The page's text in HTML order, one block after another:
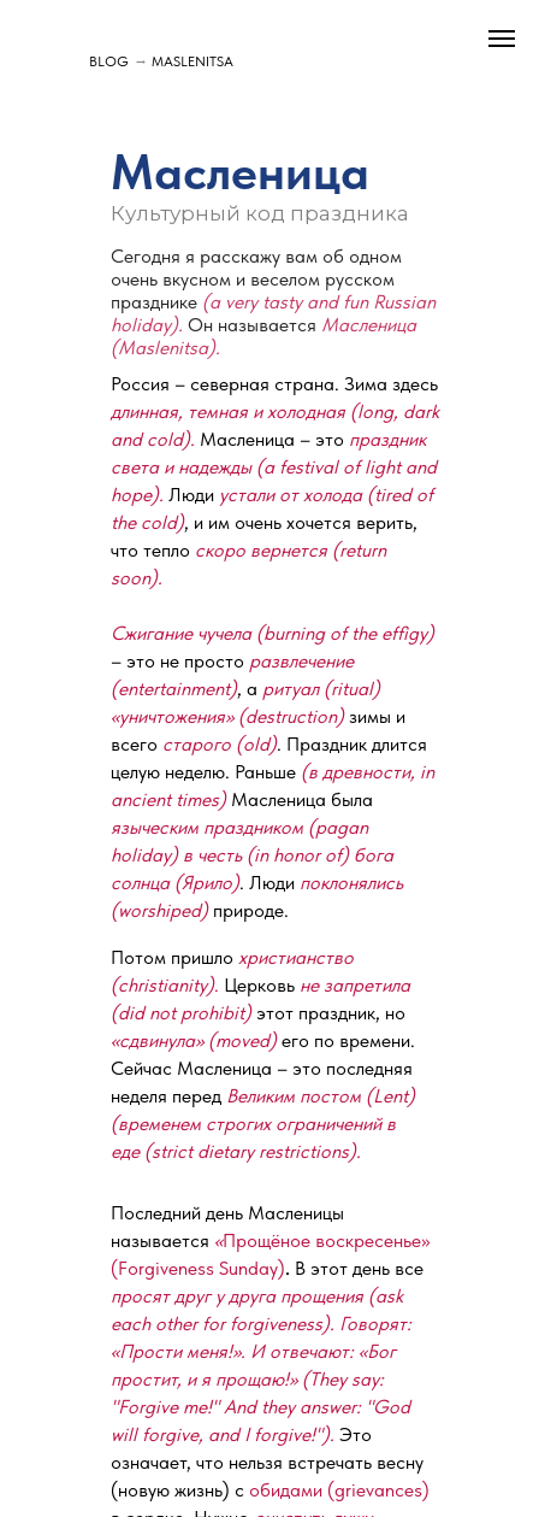
BLOG → MASLENITSA
Сегодня я расскажу вам об одном
очень вкусном и веселом русском
празднике (a very tasty and fun Russian
holiday). Он называется Масленица
(Maslenitsa).
Потом пришло христианство
(christianity). Церковь не запретила
(did not prohibit) этот праздник, но
«сдвинула» (moved)его по времени.
Сейчас Масленица – это последняя
неделя перед Великим постом (Lent)
(временем строгих ограничений в
еде (strict dietary restrictions).
Россия – северная страна. Зима здесь
длинная, темная и холодная (long, dark
and cold). Масленица – это праздник
света и надежды (a festival of light and
hope). Люди устали от холода (tired of
the cold), и им очень хочется верить,
что тепло скоро вернется (return
soon).
Сжигание чучела (burning of the effigy)
– это не просто развлечение
(entertainment), а ритуал (ritual)
«уничтожения» (destruction)зимы и
всего старого (old). Праздник длится
целую неделю. Раньше (в древности, in
ancient times)Масленица была
языческим праздником (pagan
holiday) в честь (in honor of) бога
солнца (Ярило). Люди поклонялись
(worshiped)природе.
Последний день Масленицы
называется «Прощёное воскресенье»
(Forgiveness Sunday). В этот день все
просят друг у друга прощения (ask
each other for forgiveness). Говорят:
«Прости меня!». И отвечают: «Бог
простит, и я прощаю!» (They say:
"Forgive me!" And they answer: "God
will forgive, and I forgive!"). Это
означает, что нельзя встречать весну
(новую жизнь) с обидами (grievances)
Масленица
Культурный код праздника